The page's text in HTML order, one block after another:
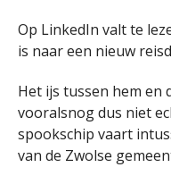
Op LinkedIn valt te
is naar een nieuw
Het ijs tussen hem en
vooralsnog dus niet
spookschip vaart
van de Zwolse